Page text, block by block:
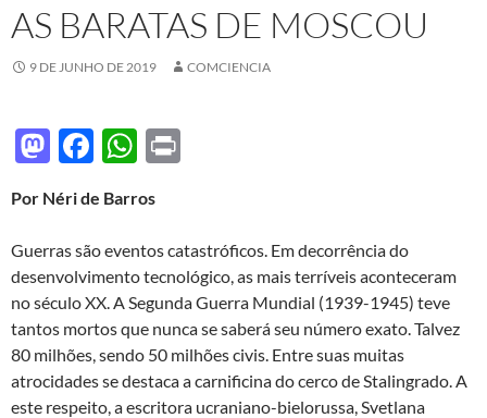
AS BARATAS DE MOSCOU
9 DE JUNHO DE 2019 COMCIENCIA
M
to
d
o
n
F
e
b
o
o
k
W
at
s
A
p
p
Por Néri de Barros
Guerras são eventos catastróficos. Em decorrência do
desenvolvimento tecnológico, as mais terríveis aconteceram
no século XX. A Segunda Guerra Mundial (1939-1945) teve
tantos mortos que nunca se saberá seu número exato. Talvez
80 milhões, sendo 50 milhões civis. Entre suas muitas
atrocidades se destaca a carnificina do cerco de Stalingrado. A
este respeito, a escritora ucraniano-bielorussa, Svetlana